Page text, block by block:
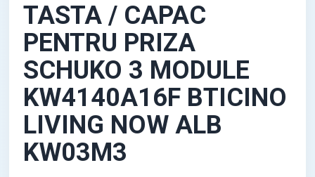
TASTA / CAPAC
PENTRU PRIZA
SCHUKO 3 MODULE
KW4140A16F BTICINO
LIVING NOW ALB
KW03M3